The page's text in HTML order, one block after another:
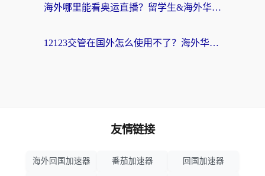
海外哪里能看奥运直播？留学生&海外华人必看的体育赛事观赛终极指南
12123交管在国外怎么使用不了？海外华人必看的无缝访问国内资源指南
友情链接
海外回国加速器 番茄加速器 回国加速器